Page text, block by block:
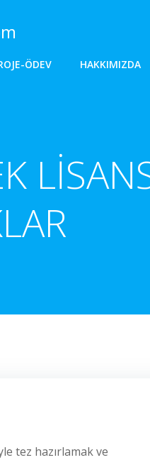
ÖDEV HAKKIMIZDA
tez hazırlamak ve